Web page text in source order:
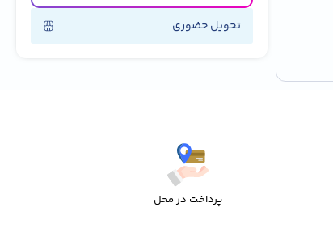
تحویل حضوری
پرداخت در محل